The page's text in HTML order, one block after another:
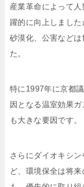
産業革命によって
躍的に向上しまし
砂漠化、公害など
た。
特に1997年に京都
因となる温室効果
も大きな要因です。
さらにダイオキシ
ど、環境保全は将